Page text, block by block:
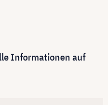
Informationen auf